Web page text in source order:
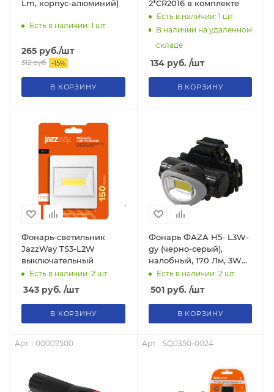
Lm, корпус-алюминий)
Есть в наличии: 1 шт.
265 руб./шт
312руб. -15%
В КОРЗИНУ
2*CR2016 в комплекте
Есть в наличии: 1 шт.
В наличии на удаленном
складе
134руб. /шт
В КОРЗИНУ
Фонарь-светильник
JazzWay TS3-L2W
выключательный
Есть в наличии: 2 шт.
343 руб. /шт
В КОРЗИНУ
Фонарь ФАZA H5- L3W-
gy (черно-серый),
налобный, 170 Лм, 3W
СОВ светодиод, 3*ААА
Есть в наличии: 2 шт.
501руб. /шт
В КОРЗИНУ
Арт. : 00007500 Арт. : SQ0350-0024